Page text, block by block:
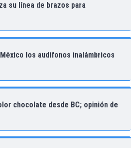
su línea de brazos para
los audífonos inalámbricos
chocolate desde BC; opinión de